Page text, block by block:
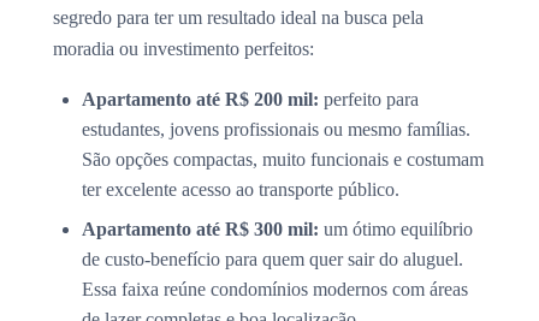
segredo para ter um resultado ideal na busca pela
moradia ou investimento perfeitos:
Apartamento até R$ 200 mil: perfeito para
estudantes, jovens profissionais ou mesmo famílias.
São opções compactas, muito funcionais e costumam
ter excelente acesso ao transporte público.
Apartamento até R$ 300 mil: um ótimo equilíbrio
de custo-benefício para quem quer sair do aluguel.
Essa faixa reúne condomínios modernos com áreas